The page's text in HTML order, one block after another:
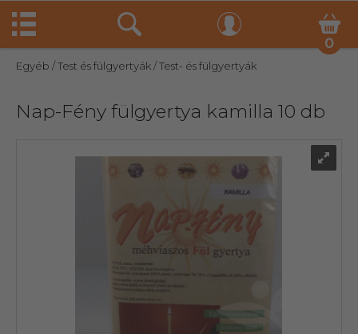
0
Egyéb / Test és fülgyertyák/ Test- és fülgyertyák
Nap-Fény fülgyertya kamilla 10 db